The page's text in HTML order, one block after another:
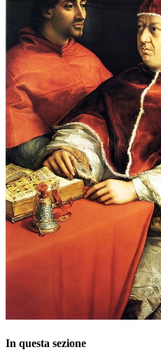
In questa sezione